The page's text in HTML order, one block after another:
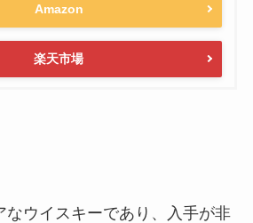
Amazon
楽天市場
なウイスキーであり、入手が非